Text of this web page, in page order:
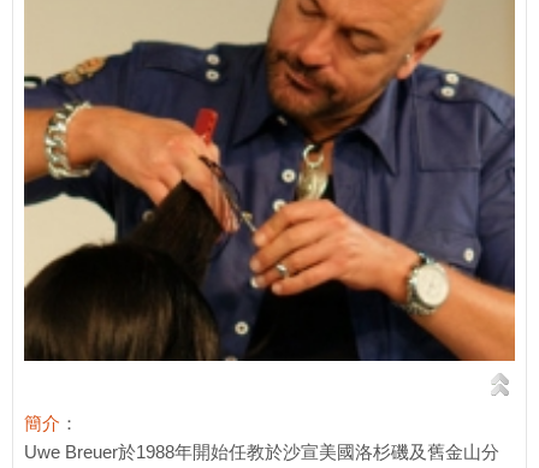
簡介 ：
Uwe Breuer於1988年開始任教於沙宣美國洛杉磯及舊金山分